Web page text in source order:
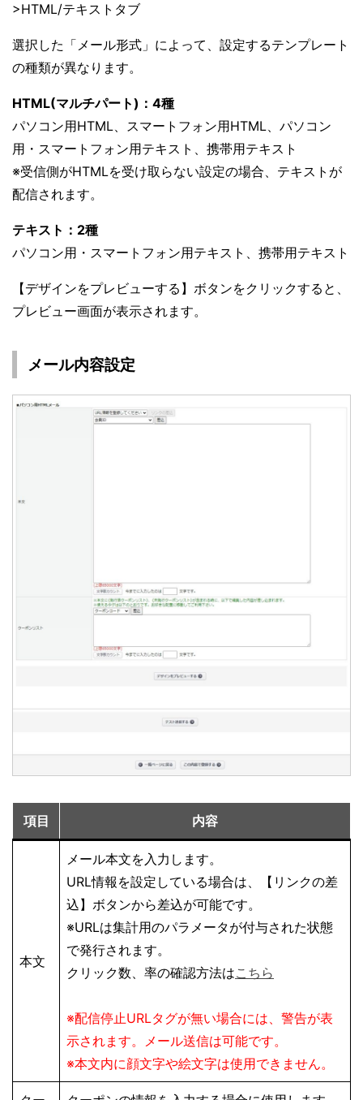
>HTML/テキストタブ
選択した「メール形式」によって、設定するテンプレート
の種類が異なります。
HTML(マルチパート)：4種
パソコン用HTML、スマートフォン用HTML、パソコン
用・スマートフォン用テキスト、携帯用テキスト
※受信側がHTMLを受け取らない設定の場合、テキストが
配信されます。
テキスト：2種
パソコン用・スマートフォン用テキスト、携帯用テキスト
【デザインをプレビューする】ボタンをクリックすると、
プレビュー画面が表示されます。
メール内容設定
項目 内容
本文
メール本文を入力します。
URL情報を設定している場合は、
【リンクの差
込】 ボタンから差込が可能です。
※URLは集計用のパラメータが付与された状態
で発行されます。
クリック数、率の確認方法はこちら
※配信停止URLタグが無い場合には、警告が表
示されます。メール送信は可能です。
※本文内に顔文字や絵文字は使用できません。